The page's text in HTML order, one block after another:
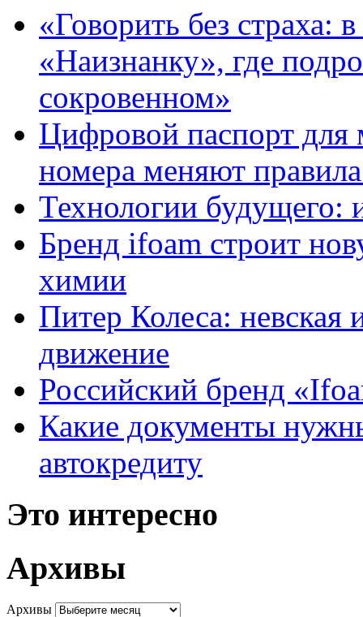
«Говорить без страха:
«Наизнанку», где
сокровенном»
Цифровой паспорт для
номера меняют
Технологии будущего:
Бренд ifoam строит
химии
Питер Колеса: невская
движение
Российский бренд
Какие документы
автокредиту
Это интересно
Архивы
Архивы